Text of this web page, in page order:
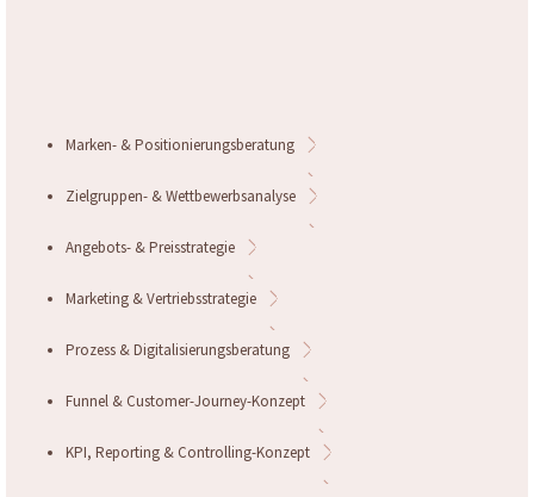
Marken- & Positionierungsberatung
Zielgruppen- & Wettbewerbsanalyse
Angebots- & Preisstrategie
Marketing & Vertriebsstrategie
Prozess & Digitalisierungsberatung
Funnel & Customer-Journey-Konzept
KPI, Reporting & Controlling-Konzept